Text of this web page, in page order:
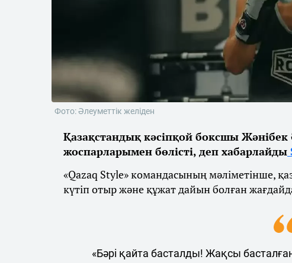
Фото: Әлеуметтік желіден
Қазақстандық кәсіпқой боксшы
жоспарларымен бөлісті, деп хабарлайды
«Qazaq Style» командасының мәліметінше,
күтіп отыр және құжат дайын болған
«Бәрі қайта басталды! Жақсы